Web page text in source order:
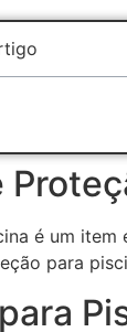
é um item
para